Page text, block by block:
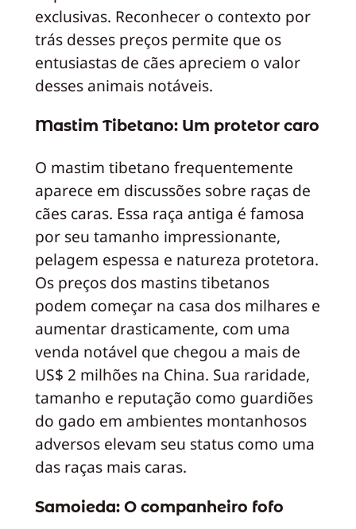
exclusivas. Reconhecer o contexto por
trás desses preços permite que os
entusiastas de cães apreciem o valor
desses animais notáveis.
Mastim Tibetano: Um protetor caro
O mastim tibetano frequentemente
aparece em discussões sobre raças de
cães caras. Essa raça antiga é famosa
por seu tamanho impressionante,
pelagem espessa e natureza protetora.
Os preços dos mastins tibetanos
podem começar na casa dos milhares e
aumentar drasticamente, com uma
venda notável que chegou a mais de
US$ 2 milhões na China. Sua raridade,
tamanho e reputação como guardiões
do gado em ambientes montanhosos
adversos elevam seu status como uma
das raças mais caras.
Samoieda: O companheiro fofo